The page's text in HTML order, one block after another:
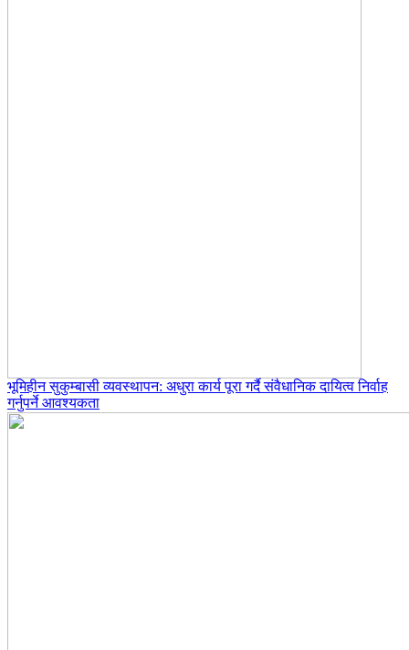
भूमिहीन सुकुम्बासी व्यवस्थापन: अधुरा कार्य पूरा गर्दै संवैधानिक दायित्व निर्वाह
गर्नुपर्ने आवश्यकता